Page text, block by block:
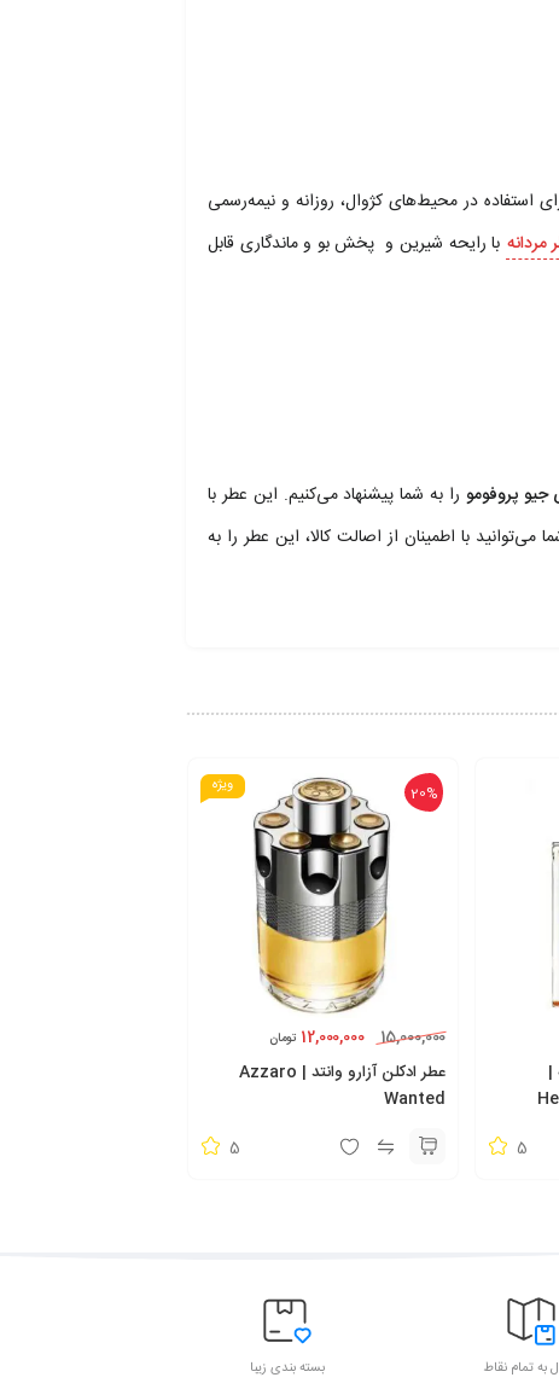
در محیط‌های کژوال، روزانه و نیمه‌رسمی
مردانه با رایحه شیرین و پخش بو و ماندگاری قابل
جیو پروفومو را به شما پیشنهاد می‌کنیم. این عطر با
با اطمینان از اصالت کالا، این عطر را به
|
5
ویژه 20%
15,000,000
12,000,000 تومان
عطر ادکلن آزارو وانتد | Azzaro
Wanted
5
به تمام نقاط بسته بندی زیبا